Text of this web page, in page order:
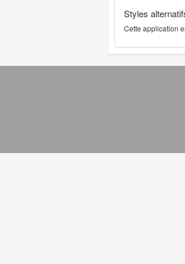
Styles
Cette application